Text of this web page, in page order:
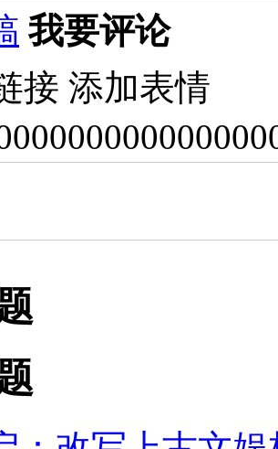
我要评论
接 添加表情